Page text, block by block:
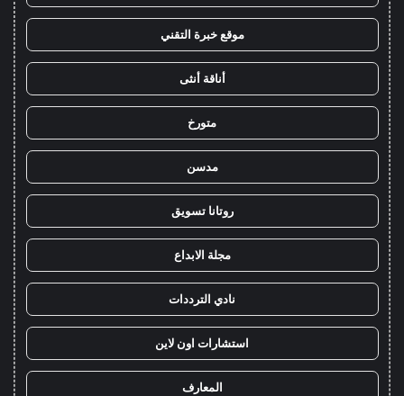
موقع خبرة التقني
أناقة أنثى
متورخ
مدسن
روتانا تسويق
مجلة الابداع
نادي الترددات
استشارات اون لاين
المعارف